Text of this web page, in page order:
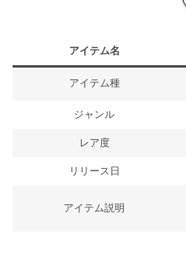
アイテム名
アイテム種
ジャンル
レア度
リリース日
アイテム説明